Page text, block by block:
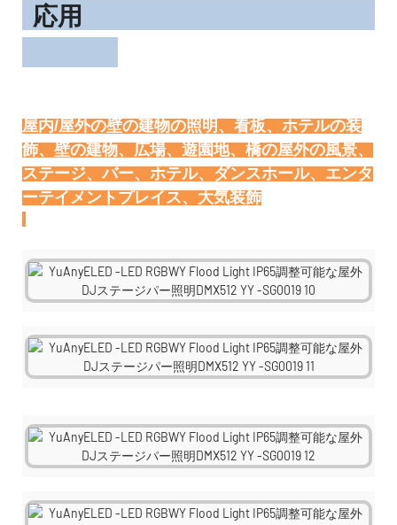
応用
屋内/屋外の壁の建物の照明、看板、ホテルの装
飾、壁の建物、広場、遊園地、橋の屋外の風景、
ステージ、バー、ホテル、ダンスホール、エンタ